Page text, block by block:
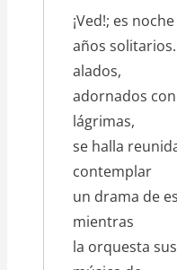
texto_poema
¡Ved!; es
años
alados,
adornados
lágrimas,
se halla
contemplar
un drama de
mientras
la orquesta